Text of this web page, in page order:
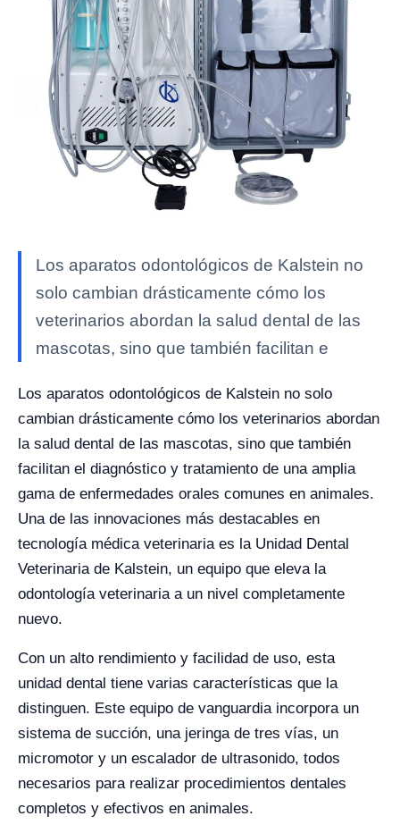
Los aparatos odontológicos de Kalstein no
solo cambian drásticamente cómo los
veterinarios abordan la salud dental de las
mascotas, sino que también facilitan e
Los aparatos odontológicos de Kalstein no solo
cambian drásticamente cómo los veterinarios abordan
la salud dental de las mascotas, sino que también
facilitan el diagnóstico y tratamiento de una amplia
gama de enfermedades orales comunes en animales.
Una de las innovaciones más destacables en
tecnología médica veterinaria es la Unidad Dental
Veterinaria de Kalstein, un equipo que eleva la
odontología veterinaria a un nivel completamente
nuevo.
Con un alto rendimiento y facilidad de uso, esta
unidad dental tiene varias características que la
distinguen. Este equipo de vanguardia incorpora un
sistema de succión, una jeringa de tres vías, un
micromotor y un escalador de ultrasonido, todos
necesarios para realizar procedimientos dentales
completos y efectivos en animales.